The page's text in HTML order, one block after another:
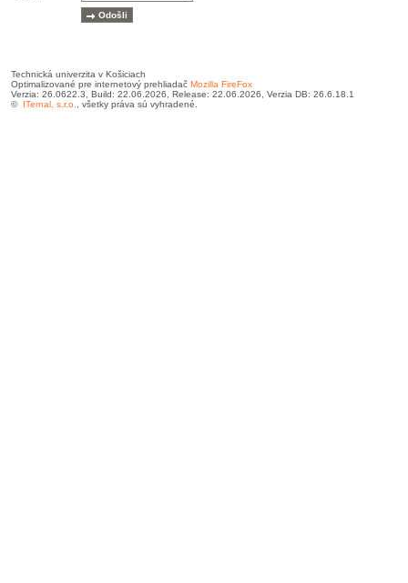
Technická univerzita v Košiciach
Optimalizované pre internetový prehliadač Mozilla FireFox
Verzia: 26.0622.3, Build: 22.06.2026, Release: 22.06.2026, Verzia DB: 26.6.18.1
© ITernal, s.r.o. , všetky práva sú vyhradené.